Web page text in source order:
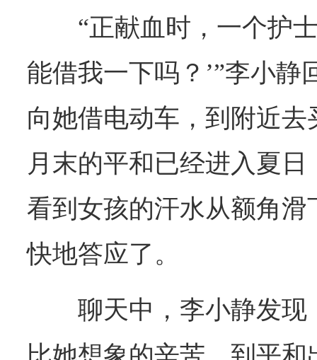
“正献血时，一个护
能借我一下吗？’”李小静
向她借电动车，到附近
月末的平和已经进入夏
看到女孩的汗水从额角
快地答应了。
聊天中，李小静发